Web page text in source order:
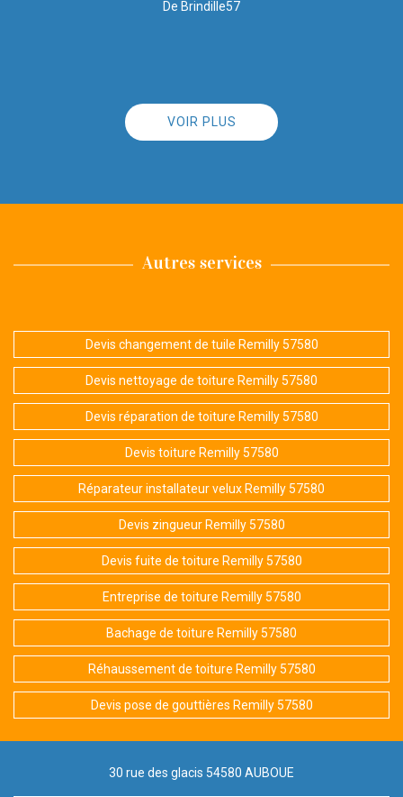
VOIR PLUS
Autres services
Devis changement de tuile Remilly 57580
Devis nettoyage de toiture Remilly 57580
Devis réparation de toiture Remilly 57580
Devis toiture Remilly 57580
Réparateur installateur velux Remilly 57580
Devis zingueur Remilly 57580
Devis fuite de toiture Remilly 57580
Entreprise de toiture Remilly 57580
Bachage de toiture Remilly 57580
Réhaussement de toiture Remilly 57580
Devis pose de gouttières Remilly 57580
30 rue des glacis 54580 AUBOUE